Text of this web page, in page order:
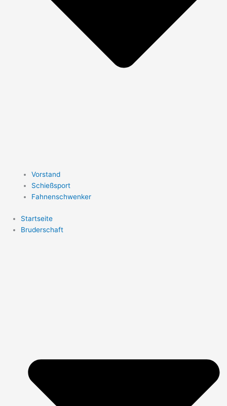
Vorstand
Schießsport
Fahnenschwenker
Startseite
Bruderschaft